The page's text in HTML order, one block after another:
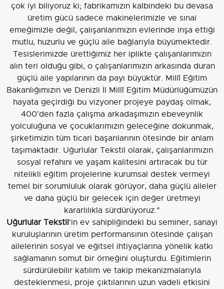
çok iyi biliyoruz ki; fabrikamızın kalbindeki bu devasa
üretim gücü sadece makinelerimizle ve sınai
emeğimizle değil, çalışanlarımızın evlerinde inşa ettiği
mutlu, huzurlu ve güçlü aile bağlarıyla büyümektedir.
Tesislerimizde ürettiğimiz her iplikte çalışanlarımızın
alın teri olduğu gibi, o çalışanlarımızın arkasında duran
güçlü aile yapılarının da payı büyüktür. Millî Eğitim
Bakanlığımızın ve Denizli İl Millî Eğitim Müdürlüğümüzün
hayata geçirdiği bu vizyoner projeye paydaş olmak,
400’den fazla çalışma arkadaşımızın ebeveynlik
yolculuğuna ve çocuklarımızın geleceğine dokunmak,
şirketimizin tüm ticari başarılarının ötesinde bir anlam
taşımaktadır. Uğurlular Tekstil olarak, çalışanlarımızın
sosyal refahını ve yaşam kalitesini artıracak bu tür
nitelikli eğitim projelerine kurumsal destek vermeyi
temel bir sorumluluk olarak görüyor, daha güçlü aileler
ve daha güçlü bir gelecek için değer üretmeyi
kararlılıkla sürdürüyoruz."
Uğurlular Tekstil'in ev sahipliğindeki bu seminer, sanayi
kuruluşlarının üretim performansının ötesinde çalışan
ailelerinin sosyal ve eğitsel ihtiyaçlarına yönelik katkı
sağlamanın somut bir örneğini oluşturdu. Eğitimlerin
sürdürülebilir katılım ve takip mekanizmalarıyla
desteklenmesi, proje çıktılarının uzun vadeli etkisini